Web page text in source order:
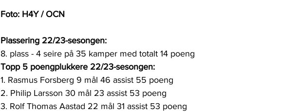
Foto: H4Y / OCN
Plassering 22/23-sesongen:
8. plass - 4 seire på 35 kamper med totalt 14 poeng
Topp 5 poengplukkere 22/23-sesongen:
1. Rasmus Forsberg 9 mål 46 assist 55 poeng
2. Philip Larsson 30 mål 23 assist 53 poeng
3. Rolf Thomas Aastad 22 mål 31 assist 53 poeng